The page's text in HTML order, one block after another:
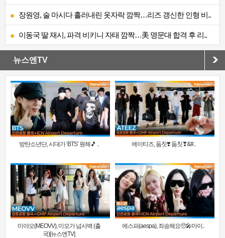
장원영, 술 마시다 흘러내린 옷자락 깜짝…리즈 갱신한 인형 비..
이동국 딸 재시, 파격 비키니 자태 깜짝…美 명문대 합격 후 리..
뉴스엔TV
방탄소년단, 시대가 ‘BTS’ 원해🎵 .. 에이티즈, 둠칫❣️ 둠칫❣&#..
미야오(MEOVV), 미모가 넘사벽 (출
국)[뉴스엔TV]
에스파(aespa), 죄송해요🥺🎤마이..